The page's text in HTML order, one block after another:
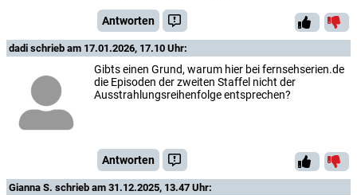
Antworten
dadi schrieb am 17.01.2026, 17.10 Uhr:
Gibts einen Grund, warum hier bei fernsehserien.de
die Episoden der zweiten Staffel nicht der
Ausstrahlungsreihenfolge entsprechen?
Antworten
Gianna ​S. schrieb am 31.12.2025, 13.47 Uhr: